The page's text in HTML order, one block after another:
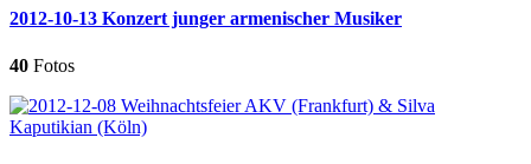
2012-10-13 Konzert junger armenischer Musiker
40 Fotos